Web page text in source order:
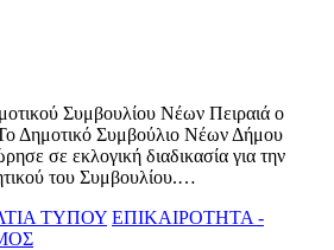
Συμβουλίου Νέων Πειραιά ο
Δημοτικό Συμβούλιο Νέων Δήμου
σε εκλογική διαδικασία για την
του Συμβουλίου.…
ΤΥΠΟΥ ΕΠΙΚΑΙΡΟΤΗΤΑ -